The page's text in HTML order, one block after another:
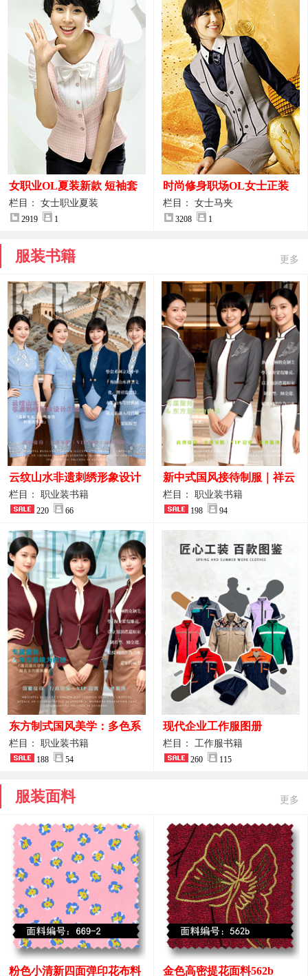
女职业OL夏装新款 短袖套
装女正装
栏目： 女士职业夏装
2919 1
时尚修身职场OL女士正装
马甲拍摄大图
栏目： 女士马夹
3208 1
服装书籍 更多
云纹山水非遗刺绣形象设计
工装｜会议礼仪接待人员制
服画册
栏目： 职业装书籍
220 66
新中式国风接待制服｜祥云
刺绣打造高端厅堂东方美学
栏目： 职业装书籍
198 94
东方制式国风美学：多色系
新中式前厅管家VIP接待员
工作服合集
栏目： 职业装书籍
188 54
现代企业工作服图册
栏目： 工作服书籍
260 115
服装面料 更多
粉色小清新四面弹印花布料 金色高密提花面料562b